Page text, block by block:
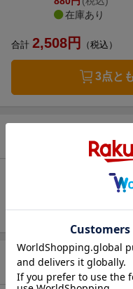
在庫あり
合計 2,508円 （税込）
3点と
お気に入り新着通
商品情報